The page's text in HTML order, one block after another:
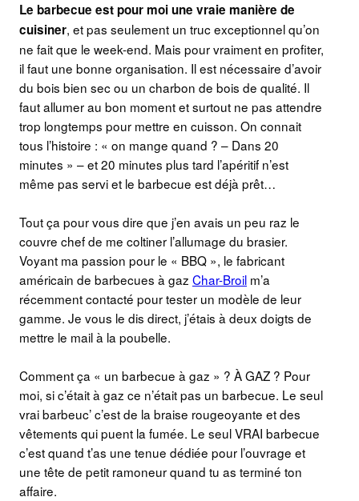
Le barbecue est pour moi une vraie manière de
cuisiner, et pas seulement un truc exceptionnel qu’on
ne fait que le week-end. Mais pour vraiment en profiter,
il faut une bonne organisation. Il est nécessaire d’avoir
du bois bien sec ou un charbon de bois de qualité. Il
faut allumer au bon moment et surtout ne pas attendre
trop longtemps pour mettre en cuisson. On connait
tous l’histoire : « on mange quand ? – Dans 20
minutes » – et 20 minutes plus tard l’apéritif n’est
même pas servi et le barbecue est déjà prêt…
Tout ça pour vous dire que j’en avais un peu raz le
couvre chef de me coltiner l’allumage du brasier.
Voyant ma passion pour le « BBQ », le fabricant
américain de barbecues à gaz Char-Broil m’a
récemment contacté pour tester un modèle de leur
gamme. Je vous le dis direct, j’étais à deux doigts de
mettre le mail à la poubelle.
Comment ça « un barbecue à gaz » ? À GAZ ? Pour
moi, si c’était à gaz ce n’était pas un barbecue. Le seul
vrai barbeuc’ c’est de la braise rougeoyante et des
vêtements qui puent la fumée. Le seul VRAI barbecue
c’est quand t’as une tenue dédiée pour l’ouvrage et
une tête de petit ramoneur quand tu as terminé ton
affaire.